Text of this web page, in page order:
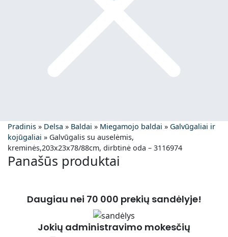
Pradinis » Delsa » Baldai » Miegamojo baldai » Galvūgaliai ir
kojūgaliai » Galvūgalis su auselėmis,
kreminės,203x23x78/88cm, dirbtinė oda – 3116974
Panašūs produktai
Daugiau nei 70 000 prekių sandėlyje!
Jokių administravimo mokesčių